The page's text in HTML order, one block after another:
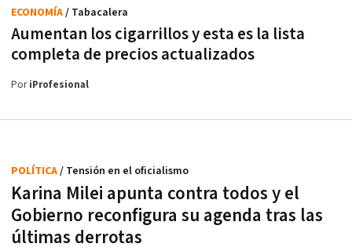
Aumentan los cigarrillos y esta es la lista
completa de precios actualizados
ECONOMÍA/ Tabacalera
PoriProfesional
Karina Milei apunta contra todos y el
Gobierno reconfigura su agenda tras las
últimas derrotas
POLÍTICA/ Tensión en el oficialismo